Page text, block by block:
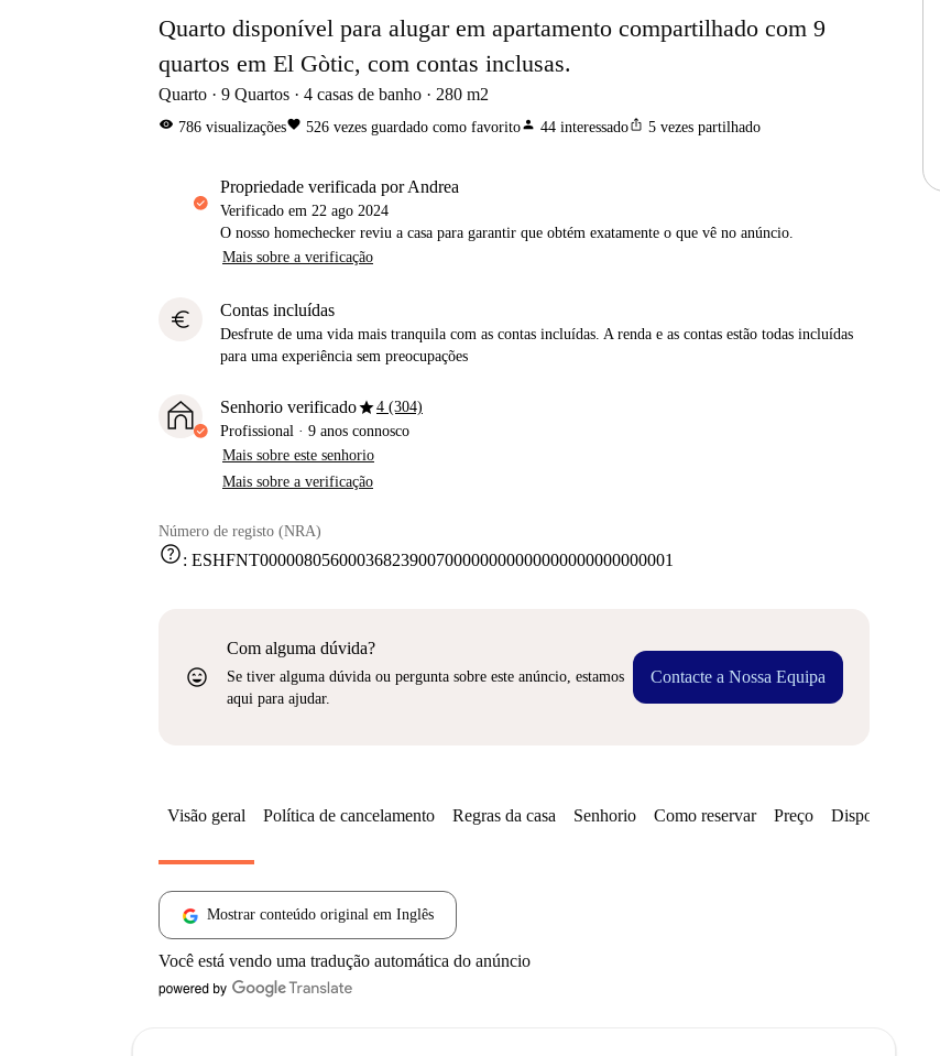
Quarto disponível para alugar em apartamento compartilhado com 9
quartos em El Gòtic, com contas inclusas.
Quarto 9 Quartos 4 casas de banho 280 m2
visibility 786 visualizaçõesfavorite 526 vezes guardado como favoritoperson 44 interessadoios_share 5 vezes partilhado
propriedade verificada por Andrea
Verificado em 22 ago 2024
O nosso homechecker reviu a casa para garantir que obtém exatamente o que vê no anúncio.
Mais sobre a verificação
euro Contas incluídas
Desfrute de uma vida mais tranquila com as contas incluídas. A renda e as contas estão todas incluídas
para uma experiência sem preocupações
Senhorio verificadostar4 (304)
Profissional · 9 anos connosco
Mais sobre este senhorio
Mais sobre a verificação
Número de registo (NRA)
help: ESHFNT00000805600036823900700000000000000000000000001
sentiment_very_satisfied
Com alguma dúvida?
Se tiver alguma dúvida ou pergunta sobre este anúncio, estamos
aqui para ajudar.
Contacte a Nossa Equipa
Visão geral Política de cancelamento Regras da casa Senhorio Como reservar Preço Disponibilidades
Mostrar conteúdo original em Inglês
Você está vendo uma tradução automática do anúncio